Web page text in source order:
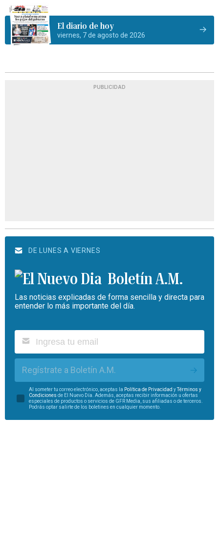
El diario de hoy
viernes, 7 de agosto de 2026
PUBLICIDAD
DE LUNES A VIERNES
Boletín A.M.
Las noticias explicadas de forma sencilla y directa para
entender lo más importante del día.
Regístrate a Boletín A.M.
Al someter tu correo electrónico, aceptas la Política de Privacidad y
Términos y
Condiciones de El Nuevo Día. Además, aceptas recibir información u ofertas
especiales de productos o servicios de GFR Media, sus afiliadas o de terceros.
Podrás optar salirte de los boletines en cualquier momento.